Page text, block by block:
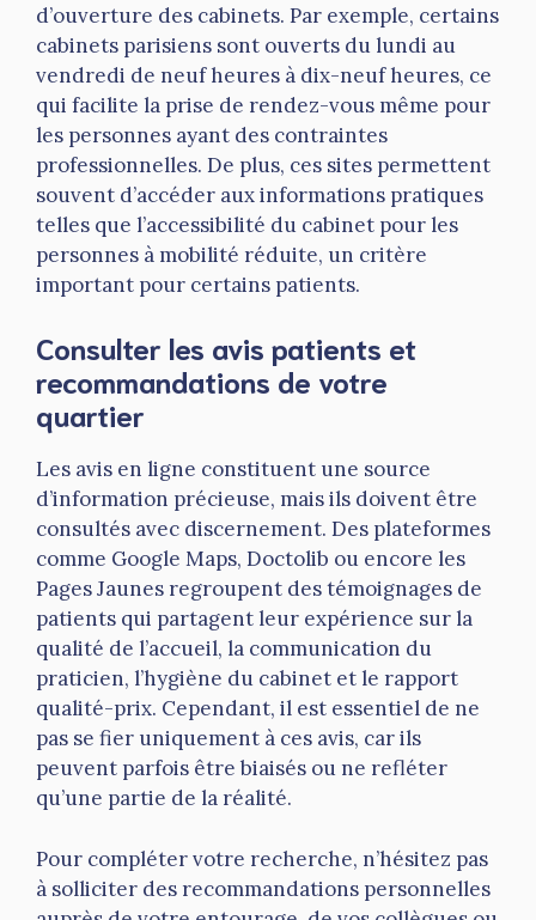
d’ouverture des cabinets. Par exemple, certains
cabinets parisiens sont ouverts du lundi au
vendredi de neuf heures à dix-neuf heures, ce
qui facilite la prise de rendez-vous même pour
les personnes ayant des contraintes
professionnelles. De plus, ces sites permettent
souvent d’accéder aux informations pratiques
telles que l’accessibilité du cabinet pour les
personnes à mobilité réduite, un critère
important pour certains patients.
Consulter les avis patients et
recommandations de votre
quartier
Les avis en ligne constituent une source
d’information précieuse, mais ils doivent être
consultés avec discernement. Des plateformes
comme Google Maps, Doctolib ou encore les
Pages Jaunes regroupent des témoignages de
patients qui partagent leur expérience sur la
qualité de l’accueil, la communication du
praticien, l’hygiène du cabinet et le rapport
qualité-prix. Cependant, il est essentiel de ne
pas se fier uniquement à ces avis, car ils
peuvent parfois être biaisés ou ne refléter
qu’une partie de la réalité.
Pour compléter votre recherche, n’hésitez pas
à solliciter des recommandations personnelles